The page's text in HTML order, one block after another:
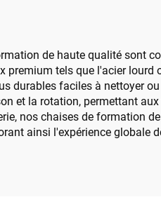
de haute qualité sont
premium tels que l'acier lourd
durables faciles à nettoyer
et la rotation, permettant
nos chaises de formation
ainsi l'expérience globale